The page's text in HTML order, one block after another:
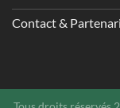
Contact &